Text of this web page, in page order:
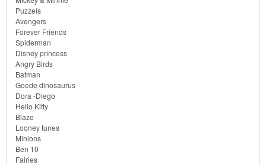
Puzzels
Avengers
Forever Friends
Spiderman
Disney princess
Angry Birds
Batman
Goede dinosaurus
Dora -Diego
Hello Kitty
Blaze
Looney tunes
Minions
Ben 10
Fairies